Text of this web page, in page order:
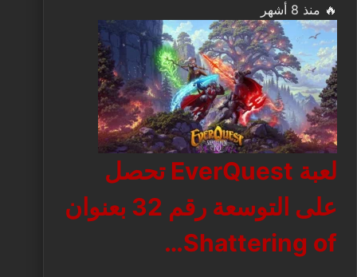
🔥 منذ 8 أشهر
لعبة EverQuest تحصل
على التوسعة رقم 32 بعنوان
Shattering of…